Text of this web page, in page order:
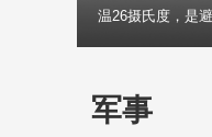
温26摄氏度，是
军事